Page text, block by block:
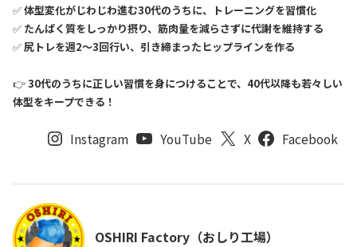
✅体型変化がじわじわ進む30代のうちに、トレーニングを習慣化
✅ たんぱく質をしっかり摂り、筋肉量を減らさずに代謝を維持する
✅尻トレを週2～3回行い、引き締まったヒップラインを作る
👉30代のうちに正しい習慣を身につけることで、40代以降も若々しい
体型をキープできる！
Instagram YouTube X Facebook
OSHIRI Factory（おしり工場）